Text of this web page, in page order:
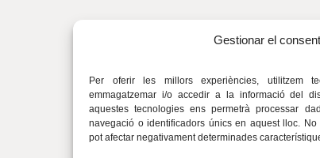
Gestionar el
Per oferir les millors experiències, utilitzem
emmagatzemar i/o accedir a la informació del
aquestes tecnologies ens permetrà processar
navegació o identificadors únics en aquest lloc.
pot afectar negativament determinades